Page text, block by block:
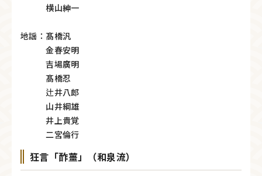
横山紳一
地謡：髙橋汎
金春安明
吉場廣明
髙橋忍
辻井八郎
山井綱雄
井上貴覚
二宮倫行
狂言「酢薑」（和泉流）